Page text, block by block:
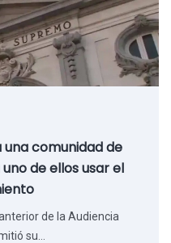
una comunidad de
de ellos usar el
de la Audiencia
su…